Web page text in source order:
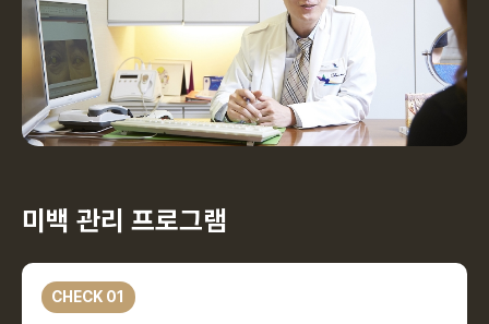
미백 관리 프로그램
CHECK 01